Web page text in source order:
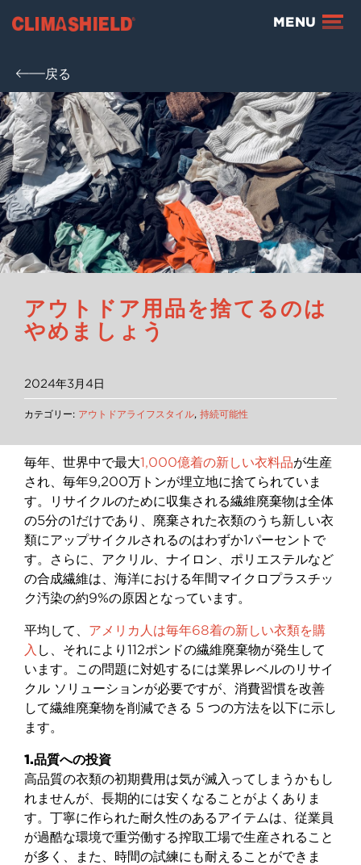
Climashield® MENU
戻る
アウトドア用品を捨てるのは
やめましょう
2024年3月4日
カテゴリー: アウトドアライフスタイル, 持続可能性
毎年、世界中で最大1,000億着の新しい衣料品が生産
され、毎年9,200万トンが埋立地に捨てられていま
す。リサイクルのために収集される繊維廃棄物は全体
の5分の1だけであり、廃棄された衣類のうち新しい衣
類にアップサイクルされるのはわずか1パーセントで
す。さらに、アクリル、ナイロン、ポリエステルなど
の合成繊維は、海洋における年間マイクロプラスチッ
ク汚染の約9%の原因となっています。
平均して、 アメリカ人は毎年68着の新しい衣類を購
入 し、それにより112ポンドの繊維廃棄物が発生して
います。この問題に対処するには業界レベルのリサイ
クル ソリューションが必要ですが、消費習慣を改善
して繊維廃棄物を削減できる 5 つの方法を以下に示し
ます。
1.品質への投資
高品質の衣類の初期費用は気が滅入ってしまうかもし
れませんが、長期的には安くなることがよくありま
す。丁寧に作られた耐久性のあるアイテムは、従業員
が過酷な環境で重労働する搾取工場で生産されること
が多く、また、時間の試練にも耐えることができま